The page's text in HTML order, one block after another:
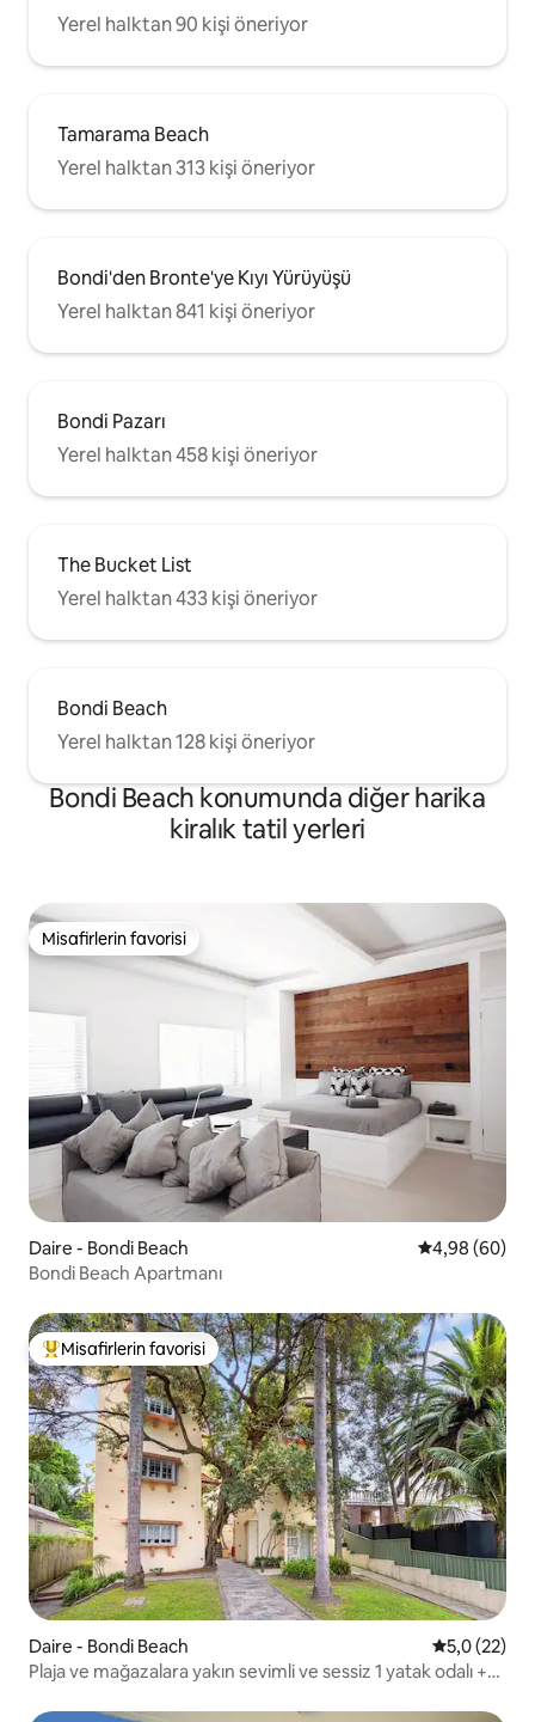
Yerel halktan 90 kişi öneriyor
Tamarama Beach
Yerel halktan 313 kişi öneriyor
Bondi'den Bronte'ye Kıyı Yürüyüşü
Yerel halktan 841 kişi öneriyor
Bondi Pazarı
Yerel halktan 458 kişi öneriyor
The Bucket List
Yerel halktan 433 kişi öneriyor
Bondi Beach
Yerel halktan 128 kişi öneriyor
Bondi Beach konumunda diğer harika
kiralık tatil yerleri
Misafirlerin favorisi
Misafirlerin favorisi
Daire - Bondi Beach 5 üzerinden
4,98 (60)
Bondi Beach Apartmanı
Misafirlerin favorilerinden en beğenilenler arasında
Misafirlerin favorisi
Daire - Bondi Beach 5 üzerinden
5,0 (22)
Plaja ve mağazalara yakın sevimli ve sessiz 1 yatak odalı +